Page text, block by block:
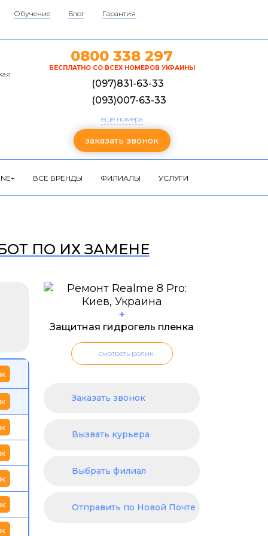
Обучение Блог Гарантия
0800 338 297
БЕСПЛАТНО СО ВСЕХ НОМЕРОВ УКРАИНЫ
(097)831-63-33
(093)007-63-33
еще номера
заказать звонок
ВСЕ БРЕНДЫ ФИЛИАЛЫ УСЛУГИ
ПО ИХ ЗАМЕНЕ
+
Защитная гидрогель пленка
смотреть ролик
Заказать звонок
Вызвать курьера
Выбрать филиал
Отправить по Новой Почте